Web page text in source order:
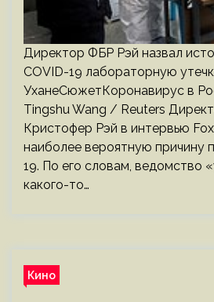
Директор ФБР Рэй назвал
COVID-19 лабораторную
УханеСюжетКоронавирус в
Tingshu Wang / Reuters
Кристофер Рэй в интервью
наиболее вероятную причину
19. По его словам, ведомство
какого-то…
Кино